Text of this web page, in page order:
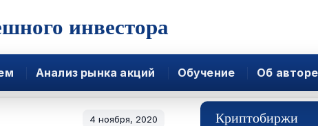
инвестора
Анализ рынка акций Обучение Об авторе
4 ноября, 2020 Криптобиржи